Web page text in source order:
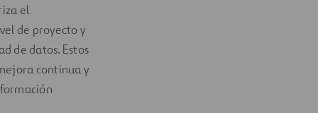
el
de proyecto y
de datos. Estos
continua y